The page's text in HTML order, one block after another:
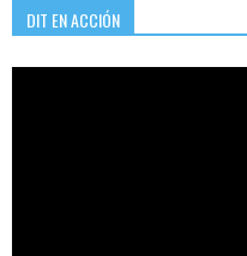
DIT EN ACCIÓN